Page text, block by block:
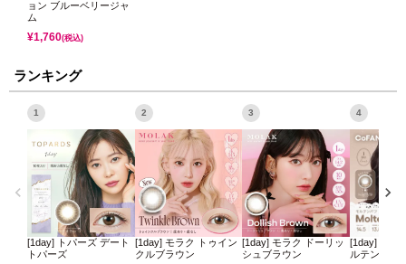
ョン ブルーベリージャ
ム
¥1,760(税込)
ランキング
1
[1day] トパーズ デート
トパーズ
2
[1day] モラク トゥイン
クルブラウン
3
[1day] モラク ドーリッ
シュブラウン
4
[1day] コフ
ルテンパフ